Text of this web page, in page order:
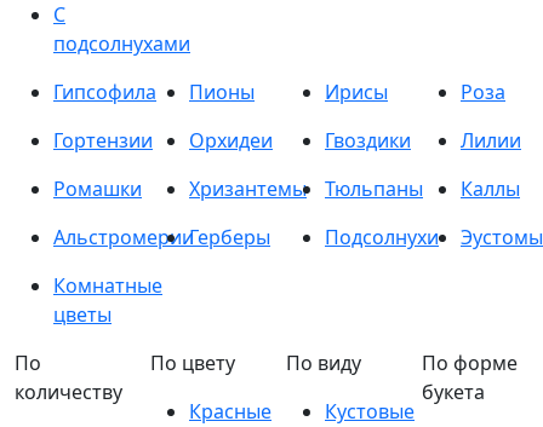
С
подсолнухами
Гипсофила
Пионы Ирисы
Роза
Гортензии
Орхидеи Гвоздики
Лилии
Ромашки
Хризантемы Тюльпаны
Каллы
АльстромерииГерберы Подсолнухи
Эустомы
Комнатные
цветы
По
количеству
По цвету
Красные
По виду
Кустовые
По форме
букета